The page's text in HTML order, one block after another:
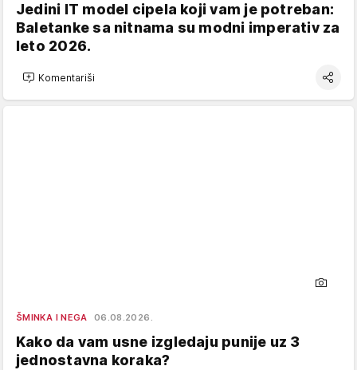
Jedini IT model cipela koji vam je potreban:
Baletanke sa nitnama su modni imperativ za
leto 2026.
Komentariši
ŠMINKA I NEGA 06.08.2026.
Kako da vam usne izgledaju punije uz 3
jednostavna koraka?